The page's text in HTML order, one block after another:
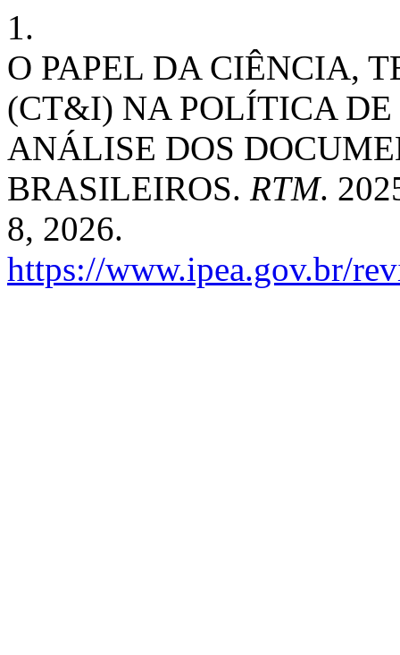
1.
O PAPEL DA CIÊNCIA,
(CT&I) NA POLÍTICA
ANÁLISE DOS
BRASILEIROS. RTM.
8, 2026.
https://www.ipea.gov.br/